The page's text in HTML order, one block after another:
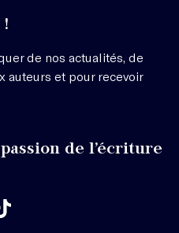
de nos actualités, de
auteurs et pour recevoir
de l’écriture